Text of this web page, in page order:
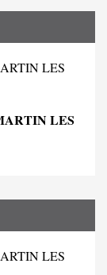
LES
LES
LES